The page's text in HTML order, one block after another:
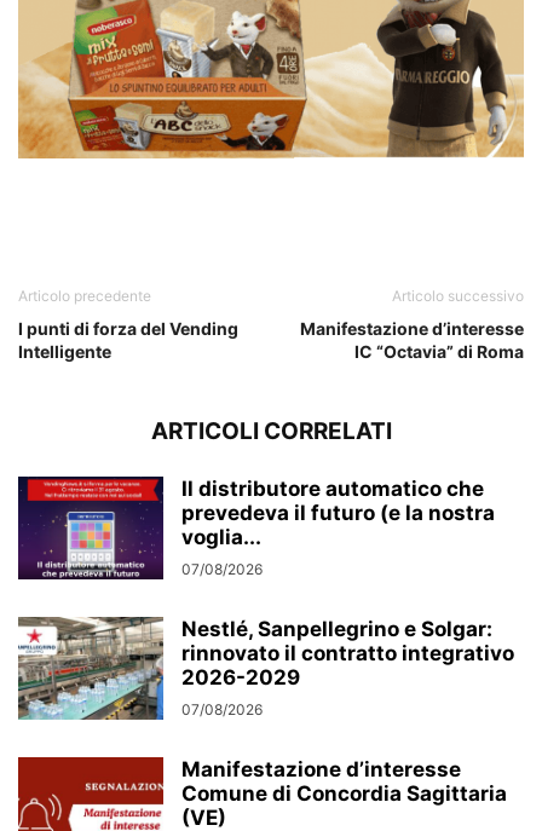
Articolo precedente
I punti di forza del Vending
Intelligente
Articolo successivo
Manifestazione d’interesse
IC “Octavia” di Roma
ARTICOLI CORRELATI
Il distributore automatico che
prevedeva il futuro (e la nostra
voglia...
07/08/2026
Nestlé, Sanpellegrino e Solgar:
rinnovato il contratto integrativo
2026-2029
07/08/2026
Manifestazione d’interesse
Comune di Concordia Sagittaria
(VE)